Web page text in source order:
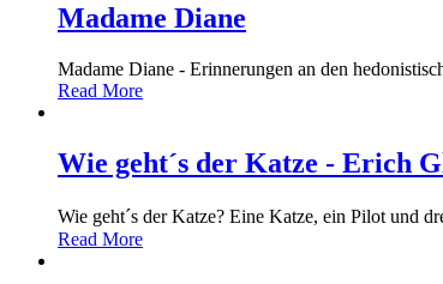
Madame Diane
Madame Diane - Erinnerungen an den
Read More
Wie geht´s der Katze - Erich
Wie geht´s der Katze? Eine Katze, ein Pilot und
Read More